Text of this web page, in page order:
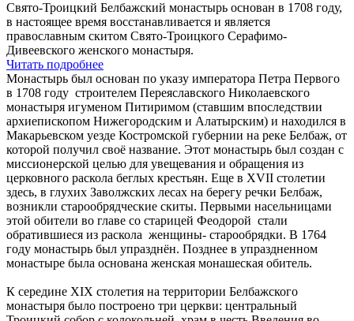
Свято-Троицкий Белбажский монастырь основан в 1708 году,
в настоящее время восстанавливается и является
православным скитом Свято-Троицкого Серафимо-
Дивеевского женского монастыря.
Читать подробнее
Монастырь был основан по указу императора Петра Первого
в 1708 году строителем Переяславского Николаевского
монастыря игуменом Питиримом (ставшим впоследствии
архиепископом Нижегородским и Алатырским) и находился в
Макарьевском уезде Костромской губернии на реке Белбаж, от
которой получил своё название. Этот монастырь был создан с
миссионерской целью для увещевания и обращения из
церковного раскола беглых крестьян. Еще в XVII столетии
здесь, в глухих Заволжских лесах на берегу речки Белбаж,
возникли старообрядческие скиты. Первыми насельницами
этой обители во главе со старицей Феодорой стали
обратившиеся из раскола женщины- старообрядки. В 1764
году монастырь был упразднён. Позднее в упраздненном
монастыре была основана женская монашеская обитель.
К середине XIX столетия на территории Белбажского
монастыря было построено три церкви: центральный